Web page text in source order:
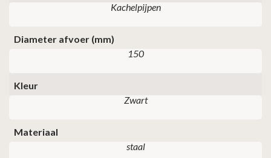
Kachelpijpen
Diameter afvoer (mm)
150
Kleur
Zwart
Materiaal
staal